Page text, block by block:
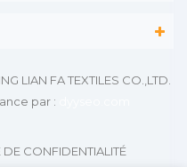
LIAN FA TEXTILES CO.,LTD.
par :
DE CONFIDENTIALITÉ